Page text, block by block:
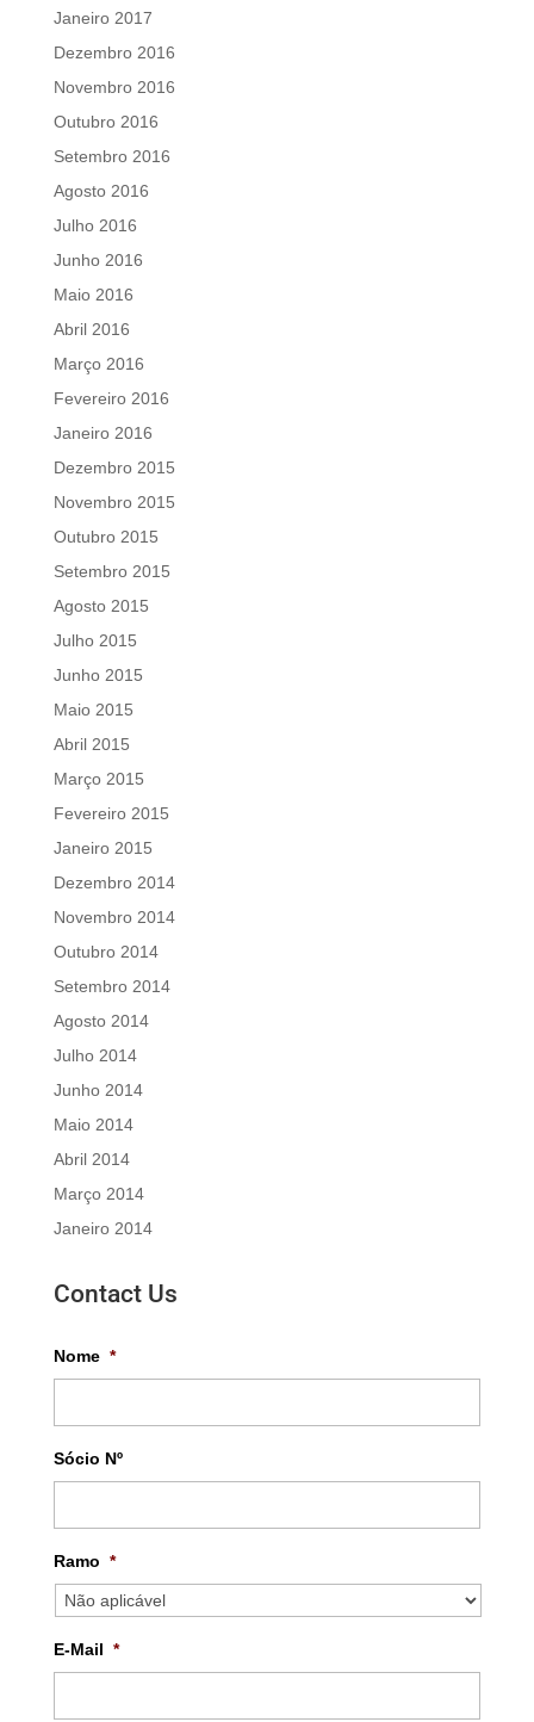
Janeiro 2017
Dezembro 2016
Novembro 2016
Outubro 2016
Setembro 2016
Agosto 2016
Julho 2016
Junho 2016
Maio 2016
Abril 2016
Março 2016
Fevereiro 2016
Janeiro 2016
Dezembro 2015
Novembro 2015
Outubro 2015
Setembro 2015
Agosto 2015
Julho 2015
Junho 2015
Maio 2015
Abril 2015
Março 2015
Fevereiro 2015
Janeiro 2015
Dezembro 2014
Novembro 2014
Outubro 2014
Setembro 2014
Agosto 2014
Julho 2014
Junho 2014
Maio 2014
Abril 2014
Março 2014
Janeiro 2014
Contact Us
Nome *
Sócio Nº
Ramo *
E-Mail *